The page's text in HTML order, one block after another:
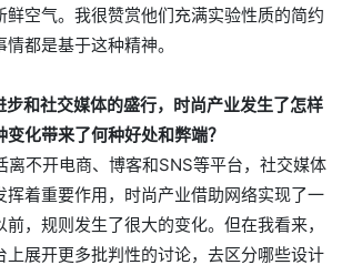
鲜空气。我很赞赏他们充满实验性质的简约
都是基于这种精神。
和社交媒体的盛行，时尚产业发生了怎样
化带来了何种好处和弊端？
离不开电商、博客和SNS等平台，社交媒体
挥着重要作用，时尚产业借助网络实现了一
，规则发生了很大的变化。但在我看来，
上展开更多批判性的讨论，去区分哪些设计